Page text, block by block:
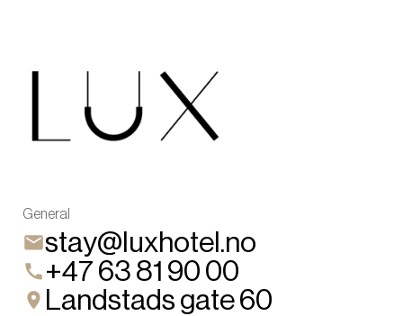
General
stay@luxhotel.no
+47 63 81 90 00
Landstads gate 60